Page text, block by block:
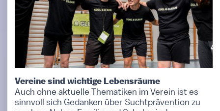
Vereine sind wichtige Lebensräume
Auch ohne aktuelle Thematiken im Verein ist es
sinnvoll sich Gedanken über Suchtprävention zu